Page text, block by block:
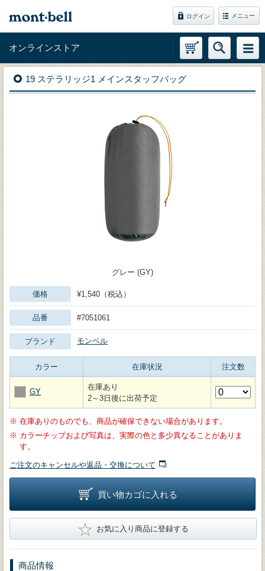
ログイン メニュー
オンラインストア
19 ステラリッジ1 メインスタッフバッグ
グレー (GY)
価格 ¥1,540（税込）
品番 #7051061
ブランド モンベル
カラー 在庫状況 注文数
GY
在庫あり
2～3日後に出荷予定
※ 在庫ありのものでも、商品が確保できない場合があります。
※ カラーチップおよび写真は、実際の色と多少異なることがありま
す。
ご注文のキャンセルや返品・交換について
買い物カゴに入れる
★ お気に入り商品に登録する
商品情報